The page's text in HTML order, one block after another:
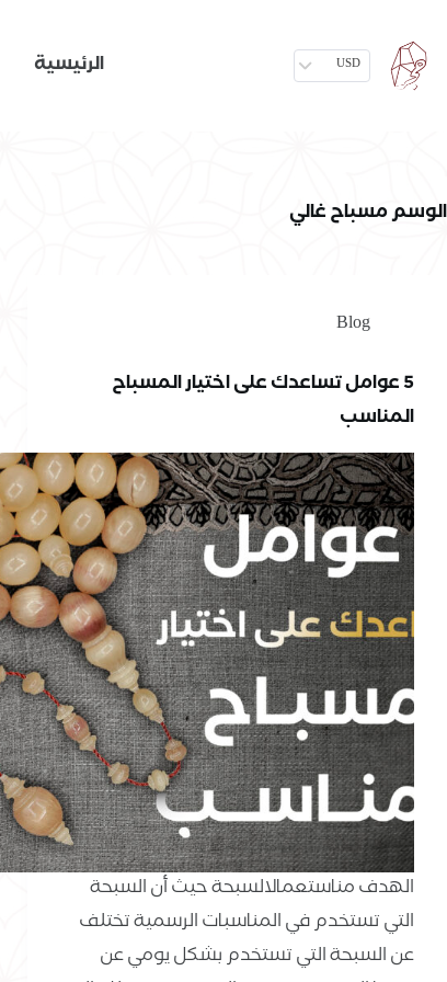
USD الرئيسية
الوسممسباح غالي
Blog
5 عوامل تساعدك على اختيار المسباح
المناسب
الهدف مناستعمالالسبحة حيث أن السبحة
التي تستخدم في المناسبات الرسمية تختلف
عن السبحة التي تستخدم بشكل يومي عن